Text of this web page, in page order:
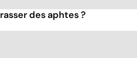
des aphtes ?